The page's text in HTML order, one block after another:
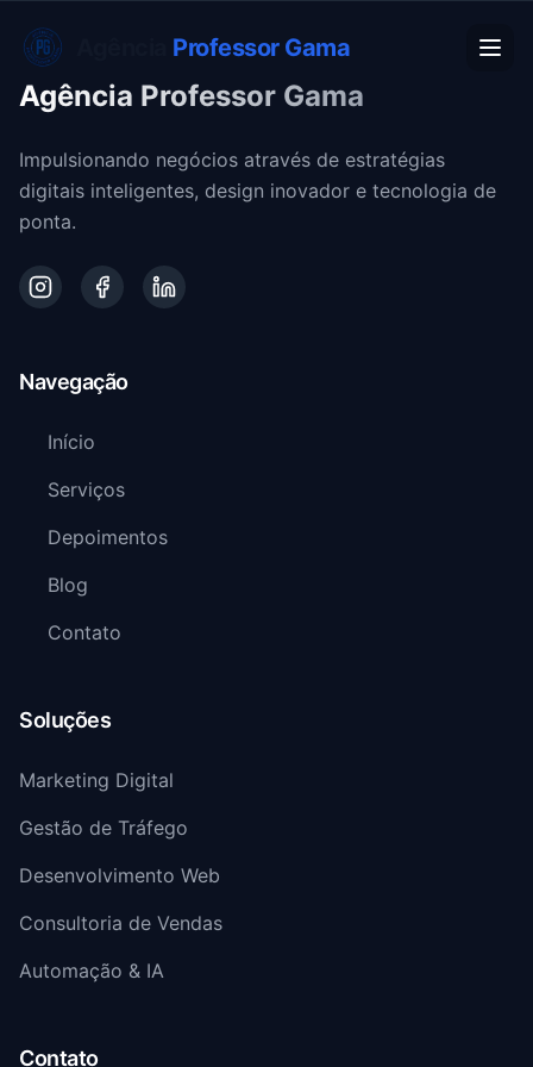
Professor Gama
Agência Professor Gama
Impulsionando negócios através de estratégias
digitais inteligentes, design inovador e tecnologia de
ponta.
Navegação
Início
Serviços
Depoimentos
Blog
Contato
Soluções
Marketing Digital
Gestão de Tráfego
Desenvolvimento Web
Consultoria de Vendas
Automação & IA
Contato